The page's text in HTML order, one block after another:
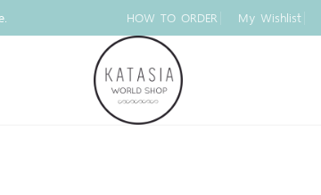
HOW TO ORDER My Wishlist